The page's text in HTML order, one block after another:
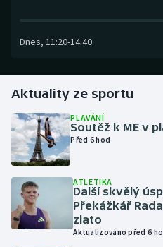
Golf
Gymnastika
Házená
Jezdectví
Dnes, 11:20-14:40
Aktuality ze sportu
PLAVÁNÍ
Soutěž k ME v
Před 6 hod
ATLETIKA
Další skvělý
Překážkář
zlato
Aktualizováno před 6